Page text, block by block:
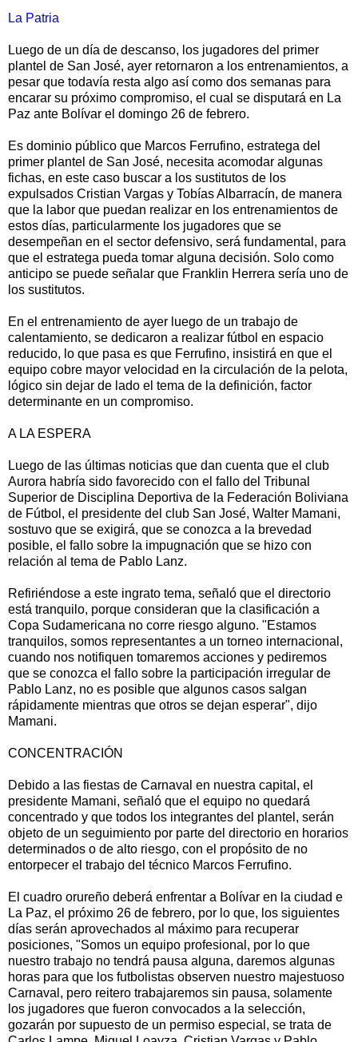
La Patria
Luego de un día de descanso, los jugadores del primer
plantel de San José, ayer retornaron a los entrenamientos, a
pesar que todavía resta algo así como dos semanas para
encarar su próximo compromiso, el cual se disputará en La
Paz ante Bolívar el domingo 26 de febrero.
Es dominio público que Marcos Ferrufino, estratega del
primer plantel de San José, necesita acomodar algunas
fichas, en este caso buscar a los sustitutos de los
expulsados Cristian Vargas y Tobías Albarracín, de manera
que la labor que puedan realizar en los entrenamientos de
estos días, particularmente los jugadores que se
desempeñan en el sector defensivo, será fundamental, para
que el estratega pueda tomar alguna decisión. Solo como
anticipo se puede señalar que Franklin Herrera sería uno de
los sustitutos.
En el entrenamiento de ayer luego de un trabajo de
calentamiento, se dedicaron a realizar fútbol en espacio
reducido, lo que pasa es que Ferrufino, insistirá en que el
equipo cobre mayor velocidad en la circulación de la pelota,
lógico sin dejar de lado el tema de la definición, factor
determinante en un compromiso.
A LA ESPERA
Luego de las últimas noticias que dan cuenta que el club
Aurora habría sido favorecido con el fallo del Tribunal
Superior de Disciplina Deportiva de la Federación Boliviana
de Fútbol, el presidente del club San José, Walter Mamani,
sostuvo que se exigirá, que se conozca a la brevedad
posible, el fallo sobre la impugnación que se hizo con
relación al tema de Pablo Lanz.
Refiriéndose a este ingrato tema, señaló que el directorio
está tranquilo, porque consideran que la clasificación a
Copa Sudamericana no corre riesgo alguno. "Estamos
tranquilos, somos representantes a un torneo internacional,
cuando nos notifiquen tomaremos acciones y pediremos
que se conozca el fallo sobre la participación irregular de
Pablo Lanz, no es posible que algunos casos salgan
rápidamente mientras que otros se dejan esperar", dijo
Mamani.
CONCENTRACIÓN
Debido a las fiestas de Carnaval en nuestra capital, el
presidente Mamani, señaló que el equipo no quedará
concentrado y que todos los integrantes del plantel, serán
objeto de un seguimiento por parte del directorio en horarios
determinados o de alto riesgo, con el propósito de no
entorpecer el trabajo del técnico Marcos Ferrufino.
El cuadro orureño deberá enfrentar a Bolívar en la ciudad e
La Paz, el próximo 26 de febrero, por lo que, los siguientes
días serán aprovechados al máximo para recuperar
posiciones, "Somos un equipo profesional, por lo que
nuestro trabajo no tendrá pausa alguna, daremos algunas
horas para que los futbolistas observen nuestro majestuoso
Carnaval, pero reitero trabajaremos sin pausa, solamente
los jugadores que fueron convocados a la selección,
gozarán por supuesto de un permiso especial, se trata de